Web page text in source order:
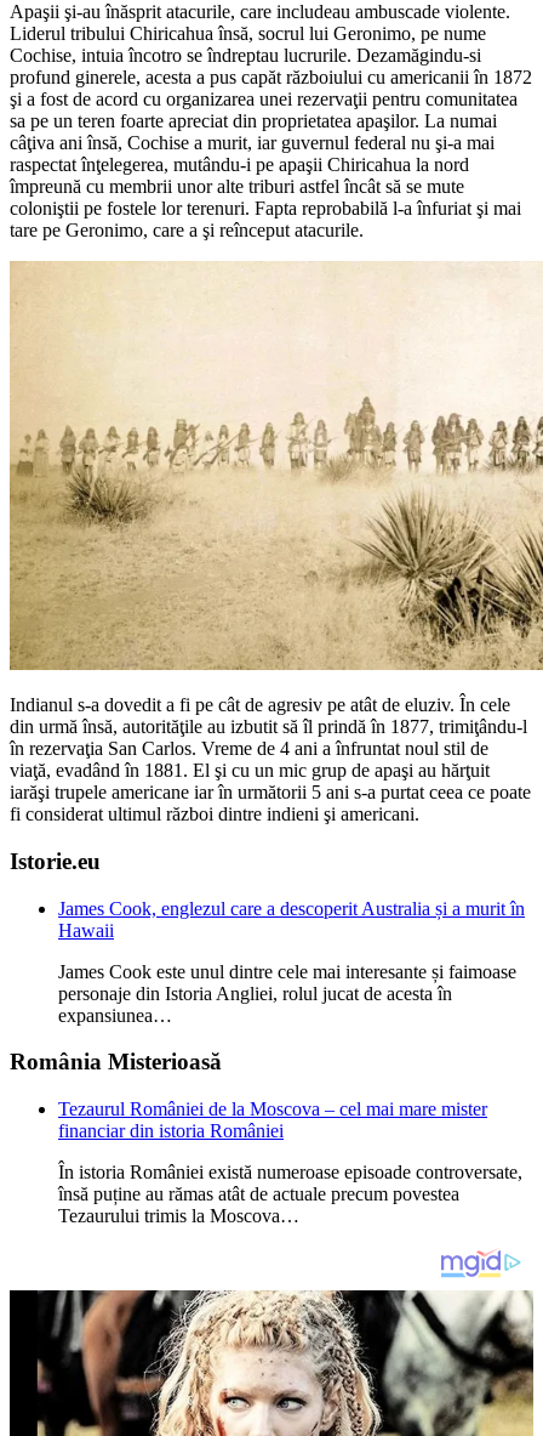
Apaşii şi-au înăsprit atacurile, care includeau ambuscade violente.
Liderul tribului Chiricahua însă, socrul lui Geronimo, pe nume
Cochise, intuia încotro se îndreptau lucrurile. Dezamăgindu-si
profund ginerele, acesta a pus capăt războiului cu americanii în 1872
şi a fost de acord cu organizarea unei rezervaţii pentru comunitatea
sa pe un teren foarte apreciat din proprietatea apaşilor. La numai
câţiva ani însă, Cochise a murit, iar guvernul federal nu şi-a mai
raspectat înţelegerea, mutându-i pe apaşii Chiricahua la nord
împreună cu membrii unor alte triburi astfel încât să se mute
coloniştii pe fostele lor terenuri. Fapta reprobabilă l-a înfuriat şi mai
tare pe Geronimo, care a şi reînceput atacurile.
Indianul s-a dovedit a fi pe cât de agresiv pe atât de eluziv. În cele
din urmă însă, autorităţile au izbutit să îl prindă în 1877, trimiţându-l
în rezervaţia San Carlos. Vreme de 4 ani a înfruntat noul stil de
viaţă, evadând în 1881. El şi cu un mic grup de apaşi au hărţuit
iarăşi trupele americane iar în următorii 5 ani s-a purtat ceea ce poate
fi considerat ultimul război dintre indieni şi americani.
Istorie.eu
James Cook, englezul care a descoperit Australia și a murit în
Hawaii
James Cook este unul dintre cele mai interesante și faimoase
personaje din Istoria Angliei, rolul jucat de acesta în
expansiunea…
România Misterioasă
Tezaurul României de la Moscova – cel mai mare mister
financiar din istoria României
În istoria României există numeroase episoade controversate,
însă puține au rămas atât de actuale precum povestea
Tezaurului trimis la Moscova…